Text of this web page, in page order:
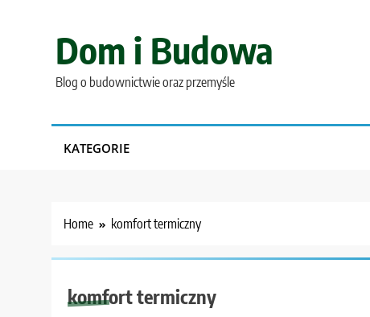
Dom i Budowa
Blog o budownictwie oraz przemyśle
KATEGORIE
Home komfort termiczny
komfort termiczny